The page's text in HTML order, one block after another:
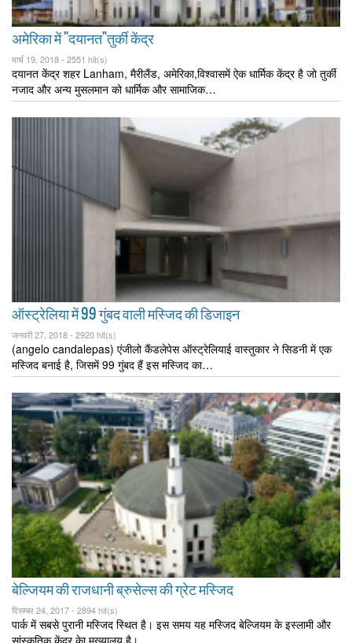
अमेरिका में "दयानत"तुर्की केंद्र
मार्च 19, 2018 - 2551 hit(s)
दयानत केंद्र शहर Lanham, मैरीलैंड, अमेरिका,विश्वासमें ऐक धार्मिक केंद्र है जो तुर्की
नजाद और अन्य मुसलमान को धार्मिक और सामाजिक…
ऑस्ट्रेलिया में 99 गुंबद वाली मस्जिद की डिजाइन
जनवरी 27, 2018 - 2920 hit(s)
(angelo candalepas) एंजीलो कैंडलेपेस ऑस्ट्रेलियाई वास्तुकार ने सिडनी में एक
मस्जिद बनाई है, जिसमें 99 गुंबद हैं इस मस्जिद का…
बेल्जियम की राजधानी ब्रुसेल्स की ग्रेट मस्जिद
दिसम्बर 24, 2017 - 2894 hit(s)
पार्क में सबसे पुरानी मस्जिद स्थित है। इस समय यह मस्जिद बेल्जियम के इस्लामी और
सांस्कृतिक केंद्र केा मुख्यालय है।